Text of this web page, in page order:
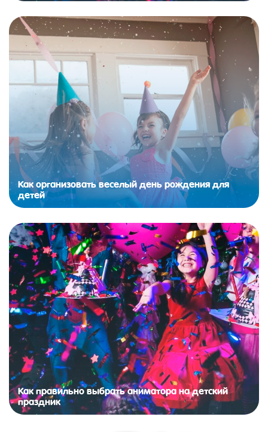
Как организовать веселый день рождения для
детей
Как правильно выбрать аниматора на детский
праздник